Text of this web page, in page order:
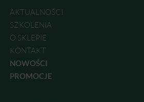
AKTUALNOŚCI
SZKOLENIA
O SKLEPIE
KONTAKT
NOWOŚCI
PROMOCJE